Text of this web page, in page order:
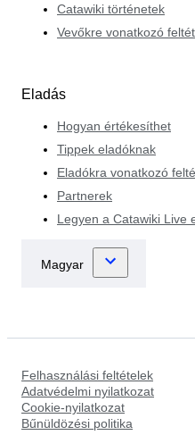
Catawiki történetek
Vevőkre vonatkozó
Eladás
Hogyan értékesíthet
Tippek eladóknak
Eladókra vonatkozó
Partnerek
Legyen a Catawiki Live
Felhasználási feltételek
Adatvédelmi nyilatkozat
Cookie-nyilatkozat
Bűnüldözési politika